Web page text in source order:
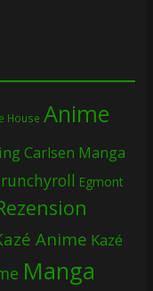
House Anime
Carlsen Manga
Egmont
Anime Kazé
Manga